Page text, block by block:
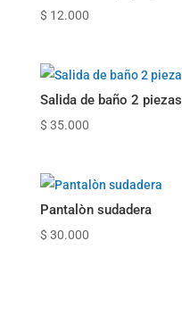
$ 12.000
Salida de baño 2 piezas
$ 35.000
Pantalòn sudadera
$ 30.000